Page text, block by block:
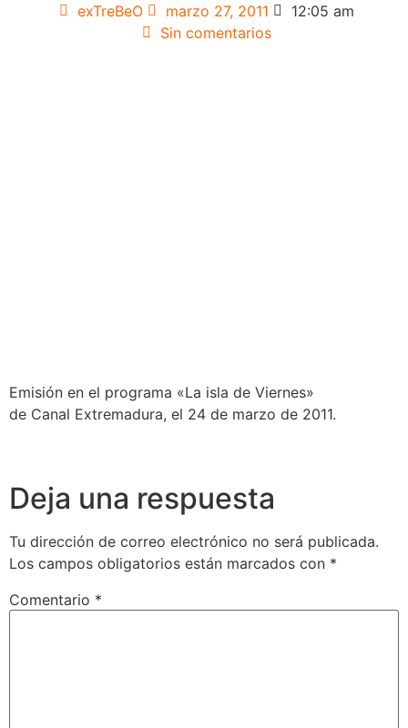
exTreBeO marzo 27, 2011
12:05 am
Sin comentarios
Emisión en el programa «La isla de Viernes»
de Canal Extremadura, el 24 de marzo de 2011.
Deja una respuesta
Tu dirección de correo electrónico no será publicada.
Los campos obligatorios están marcados con *
Comentario *